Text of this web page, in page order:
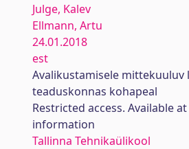
Julge, Kalev
Ellmann, Artu
24.01.2018
est
Avalikustamisele
teaduskonnas kohapeal
Restricted access. Available
information
Tallinna Tehnikaülikool